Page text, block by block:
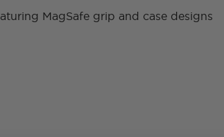
MagSafe grip and case designs